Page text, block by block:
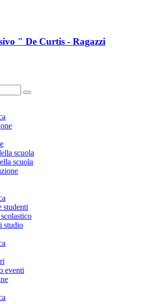
" De Curtis - Ragazzi
scuola
scuola
studenti
studio
eventi